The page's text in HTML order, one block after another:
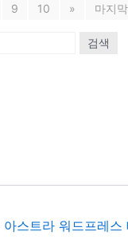
9 10 » 마지막
검색
아스트라 워드프레스